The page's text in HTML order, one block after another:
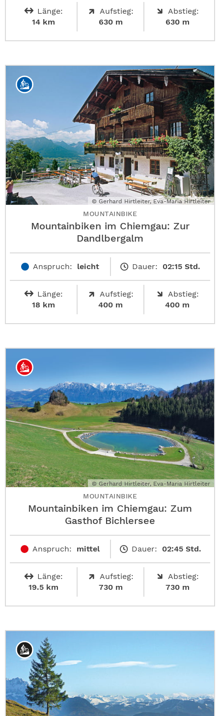
Länge:
14 km
Aufstieg:
630 m
Abstieg:
630 m
© Gerhard Hirtleiter, Eva-Maria Hirtleiter
MOUNTAINBIKE
Mountainbiken im Chiemgau: Zur
Dandlbergalm
Anspruch: leicht Dauer: 02:15 Std.
Länge:
18 km
Aufstieg:
400 m
Abstieg:
400 m
© Gerhard Hirtleiter, Eva-Maria Hirtleiter
MOUNTAINBIKE
Mountainbiken im Chiemgau: Zum
Gasthof Bichlersee
Anspruch: mittel Dauer: 02:45 Std.
Länge:
19.5 km
Aufstieg:
730 m
Abstieg:
730 m